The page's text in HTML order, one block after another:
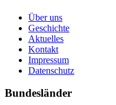
Über uns
Geschichte
Aktuelles
Kontakt
Impressum
Datenschutz
Bundesländer